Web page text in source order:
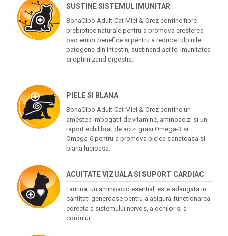
SUSTINE SISTEMUL IMUNITAR
BonaCibo Adult Cat Miel & Orez contine fibre
prebiotice naturale pentru a promova cresterea
bacteriilor benefice si pentru a reduce tulpinile
patogene din intestin, sustinand astfel imunitatea
si optimizand digestia.
PIELE SI BLANA
BonaCibo Adult Cat Miel & Orez contine un
amestec imbogatit de vitamine, aminoacizi si un
raport echilibrat de acizi grasi Omega-3 si
Omega-6 pentru a promova pielea sanatoasa si
blana lucioasa.
ACUITATE VIZUALA SI SUPORT CARDIAC
Taurina, un aminoacid esential, este adaugata in
cantitati generoase pentru a asigura functionarea
corecta a sistemului nervos, a ochilor si a
cordului.